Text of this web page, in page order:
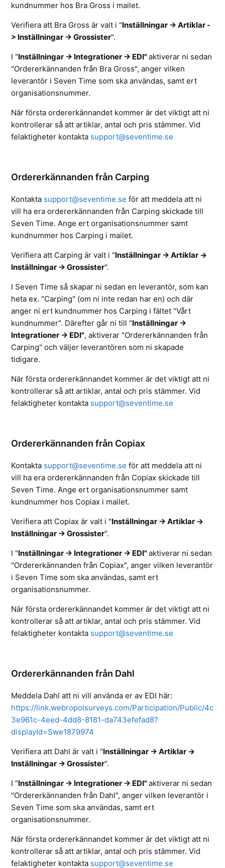
kundnummer hos Bra Gross i mailet.
Verifiera att Bra Gross är valt i "Inställningar -> Artiklar -
> Inställningar -> Grossister".
I "Inställningar -> Integrationer -> EDI"aktiverar ni sedan
"Ordererkännanden från Bra Gross", anger vilken
leverantör i Seven Time som ska användas, samt ert
organisationsnummer.
När första ordererkännandet kommer är det viktigt att ni
kontrollerar så att artiklar, antal och pris stämmer. Vid
felaktigheter kontakta support@seventime.se
Ordererkännanden från Carping
Kontakta support@seventime.se för att meddela att ni
vill ha era ordererkännanden från Carping skickade till
Seven Time. Ange ert organisationsnummer samt
kundnummer hos Carping i mailet.
Verifiera att Carping är valt i "Inställningar -> Artiklar ->
Inställningar -> Grossister".
I Seven Time så skapar ni sedan en leverantör, som kan
heta ex. "Carping" (om ni inte redan har en) och där
anger ni ert kundnummer hos Carping i fältet "Vårt
kundnummer". Därefter går ni till "Inställningar ->
Integrationer -> EDI", aktiverar "Ordererkännanden från
Carping" och väljer leverantören som ni skapade
tidigare.
När första ordererkännandet kommer är det viktigt att ni
kontrollerar så att artiklar, antal och pris stämmer. Vid
felaktigheter kontakta support@seventime.se
Ordererkännanden från Copiax
Kontakta support@seventime.se för att meddela att ni
vill ha era ordererkännanden från Copiax skickade till
Seven Time. Ange ert organisationsnummer samt
kundnummer hos Copiax i mailet.
Verifiera att Copiax är valt i "Inställningar -> Artiklar ->
Inställningar -> Grossister".
I "Inställningar -> Integrationer -> EDI"aktiverar ni sedan
"Ordererkännanden från Copiax", anger vilken leverantör
i Seven Time som ska användas, samt ert
organisationsnummer.
När första ordererkännandet kommer är det viktigt att ni
kontrollerar så att artiklar, antal och pris stämmer. Vid
felaktigheter kontakta support@seventime.se
Ordererkännanden från Dahl
Meddela Dahl att ni vill använda er av EDI här:
https://link.webropolsurveys.com/Participation/Public/4c
3e961c-4eed-4dd8-8181-da743efefad8?
displayId=Swe1879974
Verifiera att Dahl är valt i "Inställningar -> Artiklar ->
Inställningar -> Grossister".
I "Inställningar -> Integrationer -> EDI"aktiverar ni sedan
"Ordererkännanden från Dahl", anger vilken leverantör i
Seven Time som ska användas, samt ert
organisationsnummer.
När första ordererkännandet kommer är det viktigt att ni
kontrollerar så att artiklar, antal och pris stämmer. Vid
felaktigheter kontakta support@seventime.se